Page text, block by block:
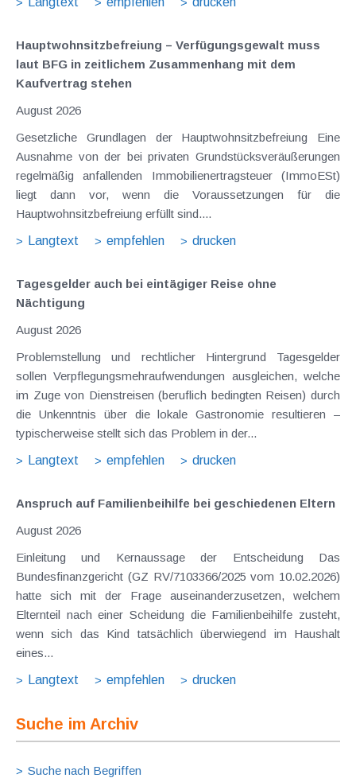
Hauptwohnsitz​­befreiung – Verfügungsgewalt muss
laut BFG in zeitlichem Zusammenhang mit dem
Kaufvertrag stehen
August 2026
Gesetzliche Grundlagen der Hauptwohnsitzbefreiung Eine
Ausnahme von der bei privaten Grundstücksveräußerungen
regelmäßig anfallenden Immobilienertragsteuer (ImmoESt)
liegt dann vor, wenn die Voraussetzungen für die
Hauptwohnsitzbefreiung erfüllt sind....
Langtext
empfehlen drucken
Tagesgelder auch bei eintägiger Reise ohne
Nächtigung
August 2026
Problemstellung und rechtlicher Hintergrund Tagesgelder
sollen Verpflegungsmehraufwendungen ausgleichen, welche
im Zuge von Dienstreisen (beruflich bedingten Reisen) durch
die Unkenntnis über die lokale Gastronomie resultieren –
typischerweise stellt sich das Problem in der...
Langtext
empfehlen drucken
Anspruch auf Familienbeihilfe bei geschiedenen Eltern
August 2026
Einleitung und Kernaussage der Entscheidung Das
Bundesfinanzgericht (GZ RV/7103366/2025 vom 10.02.2026)
hatte sich mit der Frage auseinanderzusetzen, welchem
Elternteil nach einer Scheidung die Familienbeihilfe zusteht,
wenn sich das Kind tatsächlich überwiegend im Haushalt
eines...
Langtext
empfehlen drucken
Suche im Archiv
Suche nach Begriffen